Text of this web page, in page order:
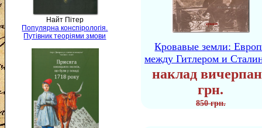
Найт Пітер
Популярна конспірологія.
Путівник теоріями змови
Кровавые земли:
между Гитлером и
наклад
грн.
850 грн.